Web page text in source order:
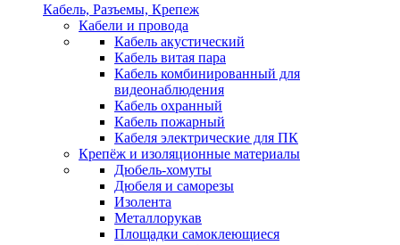
Кабель, Разъемы, Крепеж
Кабели и провода
Кабель акустический
Кабель витая пара
Кабель комбинированный для
видеонаблюдения
Кабель охранный
Кабель пожарный
Кабеля электрические для ПК
Крепёж и изоляционные материалы
Дюбель-хомуты
Дюбеля и саморезы
Изолента
Металлорукав
Площадки самоклеющиеся